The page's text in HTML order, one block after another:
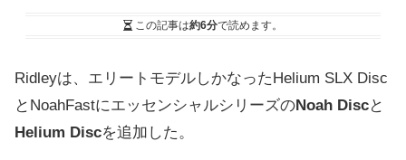
この記事は約6分で読めます。
Ridleyは、エリートモデルしかなったHelium SLX Disc
とNoahFastにエッセンシャルシリーズのNoah Discと
Helium Discを追加した。